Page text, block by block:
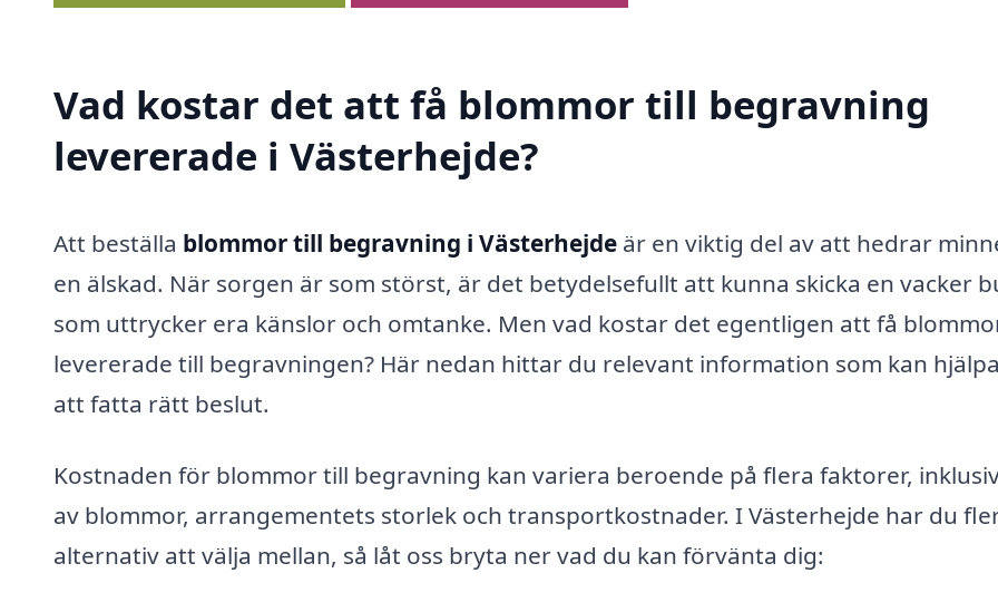
Vad kostar det att få blommor till begravning
levererade i Västerhejde?
Att beställa blommor till begravning i Västerhejde är en viktig del av att hedrar
en älskad. När sorgen är som störst, är det betydelsefullt att kunna skicka en vacker
som uttrycker era känslor och omtanke. Men vad kostar det egentligen att få
levererade till begravningen? Här nedan hittar du relevant information som kan
att fatta rätt beslut.
Kostnaden för blommor till begravning kan variera beroende på flera faktorer,
av blommor, arrangementets storlek och transportkostnader. I Västerhejde har du
alternativ att välja mellan, så låt oss bryta ner vad du kan förvänta dig: